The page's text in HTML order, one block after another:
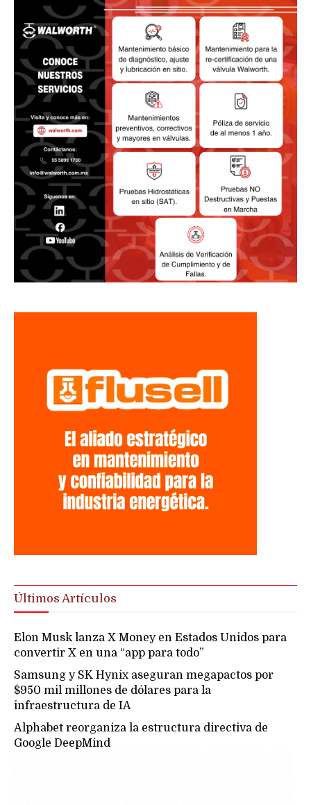
Últimos Artículos
Elon Musk lanza X Money en Estados Unidos para
convertir X en una “app para todo”
Samsung y SK Hynix aseguran megapactos por
$950 mil millones de dólares para la
infraestructura de IA
Alphabet reorganiza la estructura directiva de
Google DeepMind